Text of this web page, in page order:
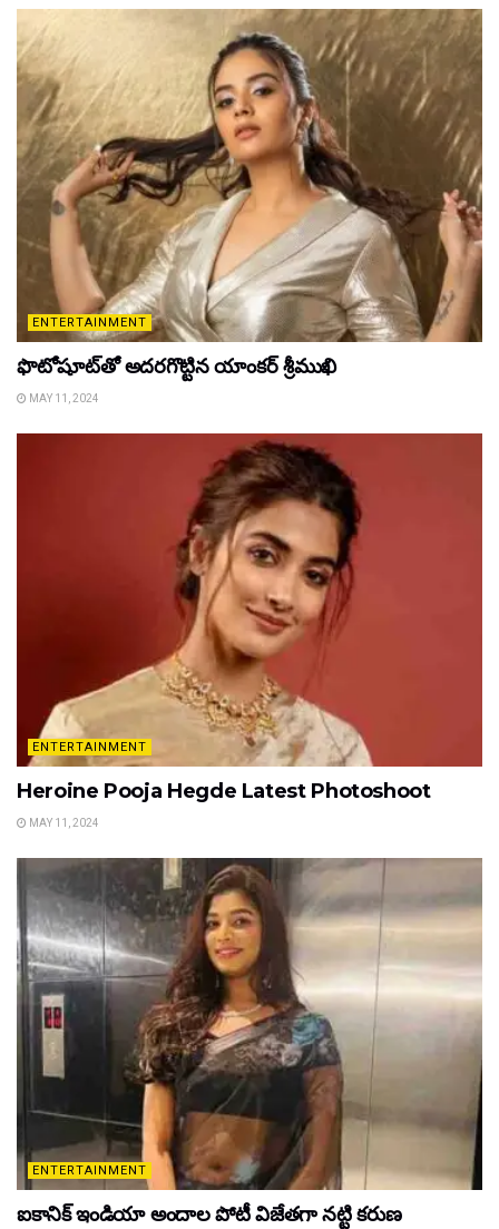
ENTERTAINMENT
ఫొటోషూట్‌తో అదరగొట్టిన యాంకర్‌ శ్రీముఖి
MAY 11, 2024
ENTERTAINMENT
Heroine Pooja Hegde Latest Photoshoot
MAY 11, 2024
ENTERTAINMENT
ఐకానిక్ ఇండియా అందాల పోటీ విజేతగా నట్టి కరుణ